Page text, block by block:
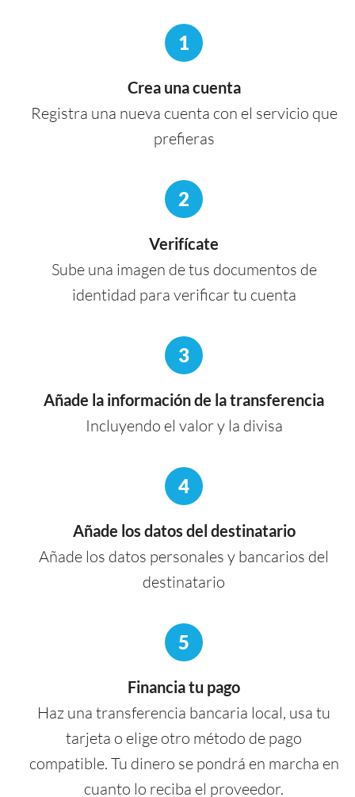
1
Crea una cuenta
Registra una nueva cuenta con el servicio que
prefieras
2
Verifícate
Sube una imagen de tus documentos de
identidad para verificar tu cuenta
3
Añade la información de la transferencia
Incluyendo el valor y la divisa
4
Añade los datos del destinatario
Añade los datos personales y bancarios del
destinatario
5
Financia tu pago
Haz una transferencia bancaria local, usa tu
tarjeta o elige otro método de pago
compatible. Tu dinero se pondrá en marcha en
cuanto lo reciba el proveedor.